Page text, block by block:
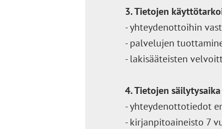
3. Tietojen
- yhteydenottoihin
- palvelujen
- lakisääteisten
4. Tietojen säilytysaika
- yhteydenottotiedot
- kirjanpitoaineisto 7